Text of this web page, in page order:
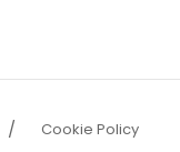
Cookie Policy